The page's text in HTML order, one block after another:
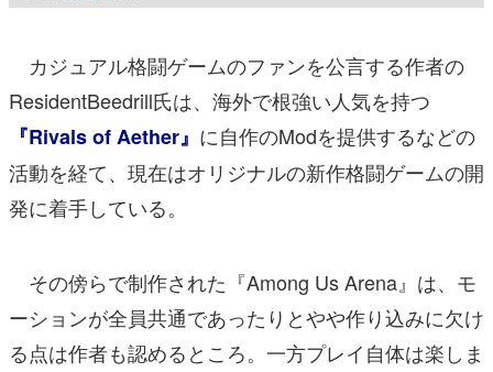
カジュアル格闘ゲームのファンを公言する作者の
ResidentBeedrill氏は、海外で根強い人気を持つ
『Rivals of Aether』 に自作のModを提供するなどの
活動を経て、現在はオリジナルの新作格闘ゲームの開
発に着手している。
その傍らで制作された『Among Us Arena』は、モ
ーションが全員共通であったりとやや作り込みに欠け
る点は作者も認めるところ。一方プレイ自体は楽しま